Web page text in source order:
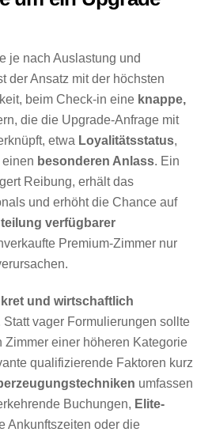
je nach Auslastung und
der Ansatz mit der höchsten
beim Check-in eine knappe,
die die Upgrade-Anfrage mit
etwa Loyalitätsstatus,
besonderen Anlass. Ein
Reibung, erhält das
und erhöht die Chance auf
verfügbarer
Premium-Zimmer nur
und wirtschaftlich
Statt vager Formulierungen sollte
Zimmer einer höheren Kategorie
qualifizierende Faktoren kurz
umfassen
Buchungen, Elite-
Ankunftszeiten oder die